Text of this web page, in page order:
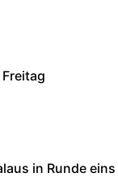
in Runde eins